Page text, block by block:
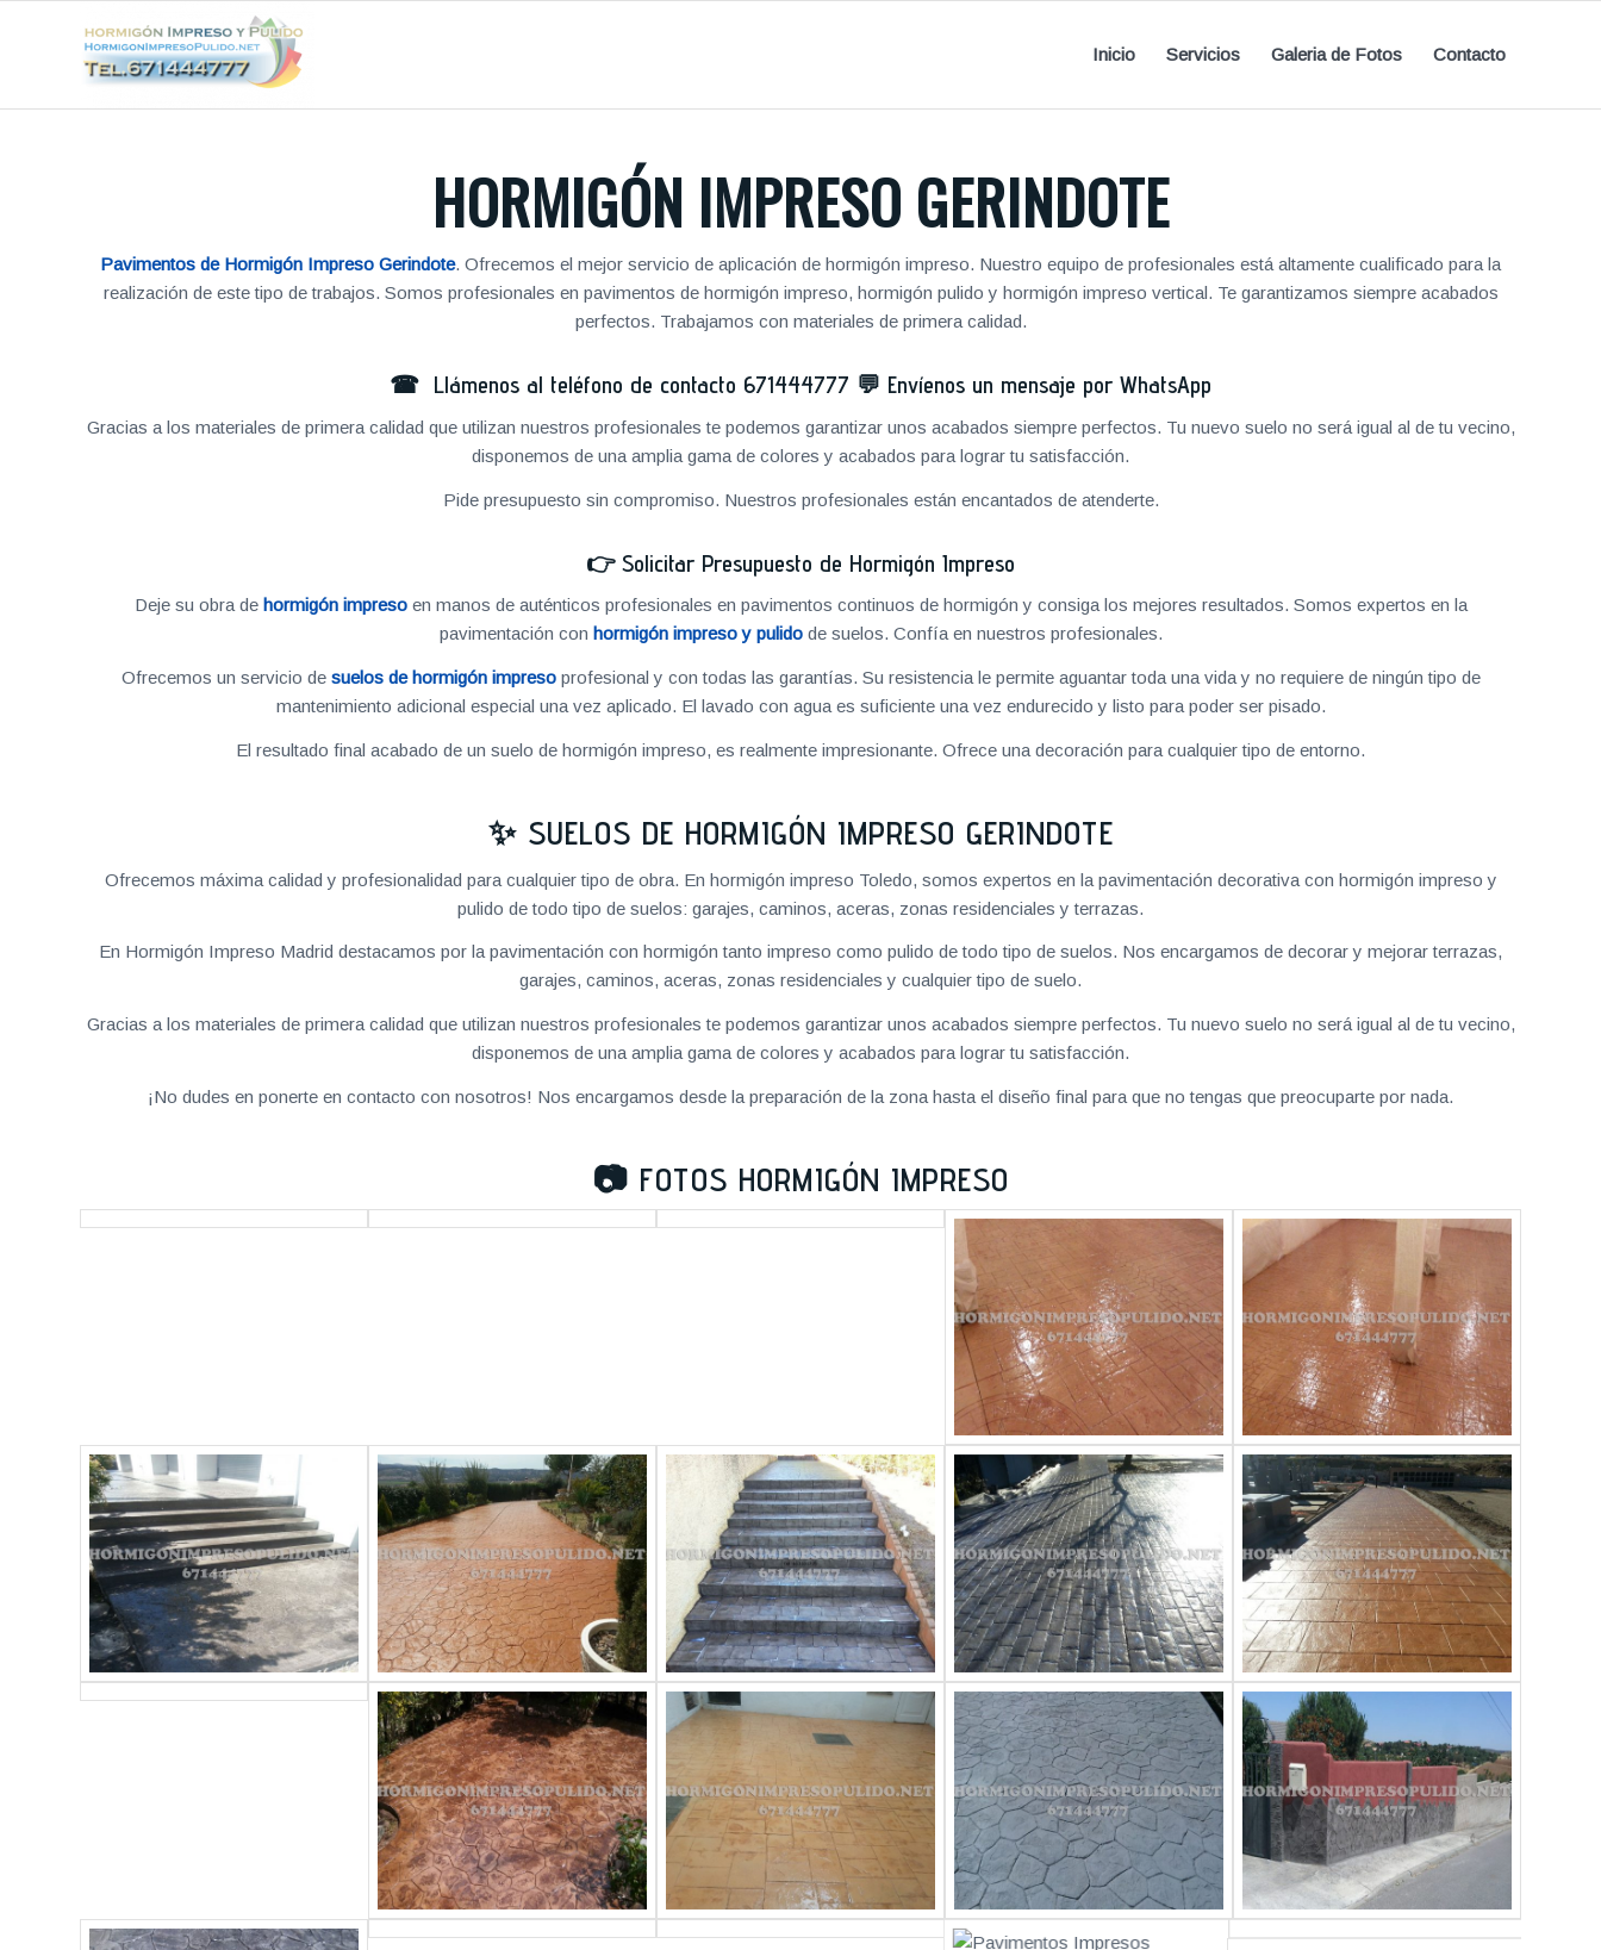
Inicio Servicios Galeria de Fotos Contacto
HORMIGÓN IMPRESO GERINDOTE
Pavimentos de Hormigón Impreso Gerindote. Ofrecemos el mejor servicio de aplicación de hormigón impreso. Nuestro equipo de profesionales está altamente cualificado para la
realización de este tipo de trabajos. Somos profesionales en pavimentos de hormigón impreso, hormigón pulido y hormigón impreso vertical. Te garantizamos siempre acabados
perfectos. Trabajamos con materiales de primera calidad.
☎ Llámenos al teléfono de contacto 671444777 💬 Envíenos un mensaje por WhatsApp
Gracias a los materiales de primera calidad que utilizan nuestros profesionales te podemos garantizar unos acabados siempre perfectos. Tu nuevo suelo no será igual al de tu vecino,
disponemos de una amplia gama de colores y acabados para lograr tu satisfacción.
Pide presupuesto sin compromiso. Nuestros profesionales están encantados de atenderte.
👉 Solicitar Presupuesto de Hormigón Impreso
Deje su obra de hormigón impresoen manos de auténticos profesionales en pavimentos continuos de hormigón y consiga los mejores resultados. Somos expertos en la
pavimentación con hormigón impreso y pulidode suelos. Confía en nuestros profesionales.
Ofrecemos un servicio de suelos de hormigón impresoprofesional y con todas las garantías. Su resistencia le permite aguantar toda una vida y no requiere de ningún tipo de
mantenimiento adicional especial una vez aplicado. El lavado con agua es suficiente una vez endurecido y listo para poder ser pisado.
El resultado final acabado de un suelo de hormigón impreso, es realmente impresionante. Ofrece una decoración para cualquier tipo de entorno.
✨ SUELOS DE HORMIGÓN IMPRESO GERINDOTE
Ofrecemos máxima calidad y profesionalidad para cualquier tipo de obra. En hormigón impreso Toledo, somos expertos en la pavimentación decorativa con hormigón impreso y
pulido de todo tipo de suelos: garajes, caminos, aceras, zonas residenciales y terrazas.
En Hormigón Impreso Madrid destacamos por la pavimentación con hormigón tanto impreso como pulido de todo tipo de suelos. Nos encargamos de decorar y mejorar terrazas,
garajes, caminos, aceras, zonas residenciales y cualquier tipo de suelo.
Gracias a los materiales de primera calidad que utilizan nuestros profesionales te podemos garantizar unos acabados siempre perfectos. Tu nuevo suelo no será igual al de tu vecino,
disponemos de una amplia gama de colores y acabados para lograr tu satisfacción.
¡No dudes en ponerte en contacto con nosotros! Nos encargamos desde la preparación de la zona hasta el diseño final para que no tengas que preocuparte por nada.
📷 FOTOS HORMIGÓN IMPRESO